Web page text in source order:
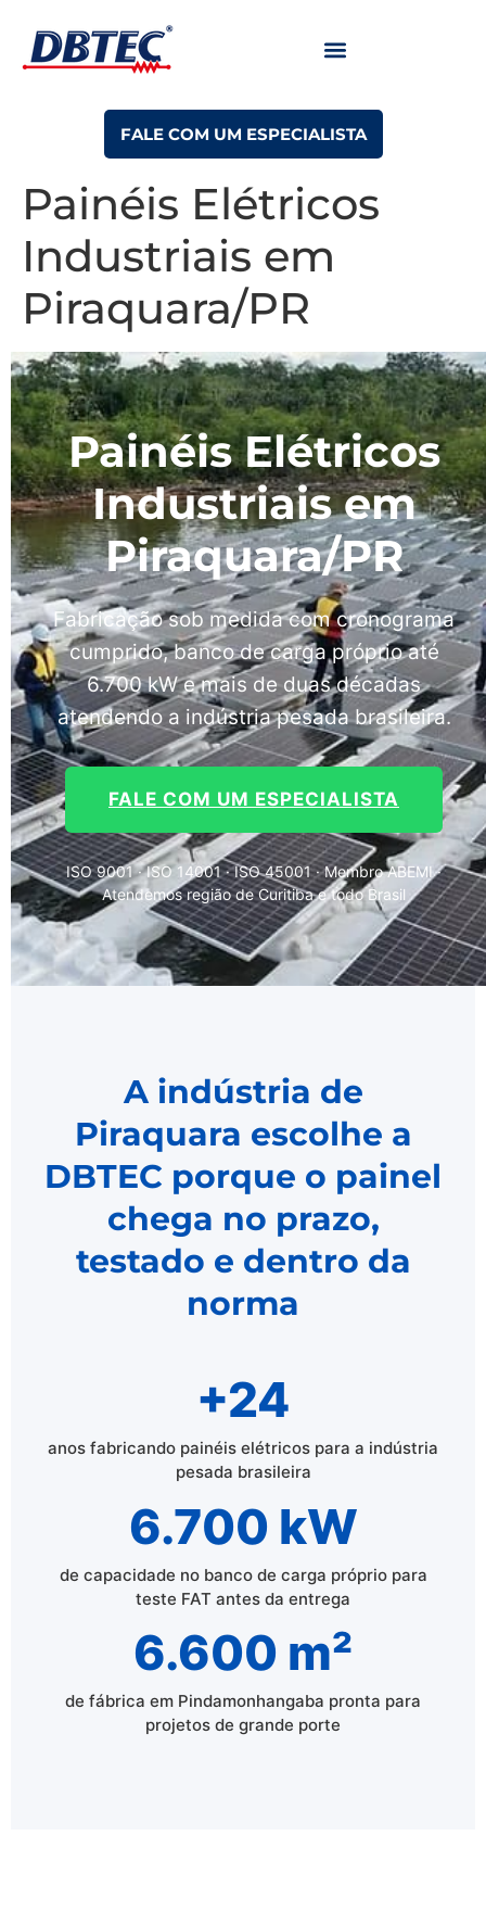
FALE COM UM ESPECIALISTA
Painéis Elétricos
Industriais em
Piraquara/PR
Painéis Elétricos
Industriais em
Piraquara/PR
Fabricação sob medida com cronograma
cumprido, banco de carga próprio até
6.700 kW e mais de duas décadas
atendendo a indústria pesada brasileira.
FALE COM UM ESPECIALISTA
ISO 9001 · ISO 14001 · ISO 45001 · Membro ABEMI ·
Atendemos região de Curitiba e todo Brasil
A indústria de
Piraquara escolhe a
DBTEC porque o painel
chega no prazo,
testado e dentro da
norma
+24
anos fabricando painéis elétricos para a indústria
pesada brasileira
6.700 kW
de capacidade no banco de carga próprio para
teste FAT antes da entrega
6.600 m²
de fábrica em Pindamonhangaba pronta para
projetos de grande porte